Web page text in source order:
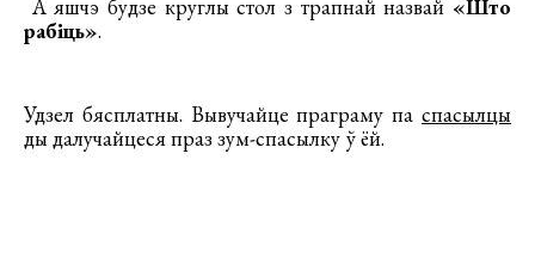
А яшчэ будзе круглы стол з трапнай назвай «Што
рабіць».
Удзел бясплатны. Вывучайце праграму па спасылцы
ды далучайцеся праз зум-спасылку ў ёй.